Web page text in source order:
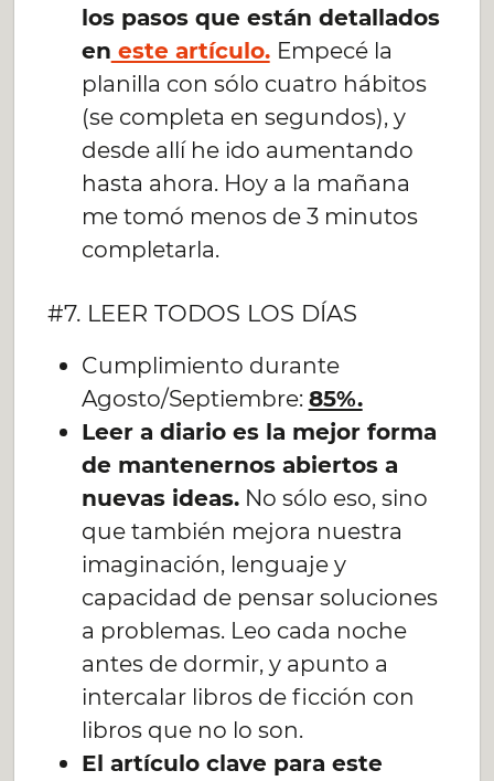
los pasos que están detallados
en este artículo. Empecé la
planilla con sólo cuatro hábitos
(se completa en segundos), y
desde allí he ido aumentando
hasta ahora. Hoy a la mañana
me tomó menos de 3 minutos
completarla.
#7. LEER TODOS LOS DÍAS
Cumplimiento durante
Agosto/Septiembre: 85%.
Leer a diario es la mejor forma
de mantenernos abiertos a
nuevas ideas.No sólo eso, sino
que también mejora nuestra
imaginación, lenguaje y
capacidad de pensar soluciones
a problemas. Leo cada noche
antes de dormir, y apunto a
intercalar libros de ficción con
libros que no lo son.
El artículo clave para este